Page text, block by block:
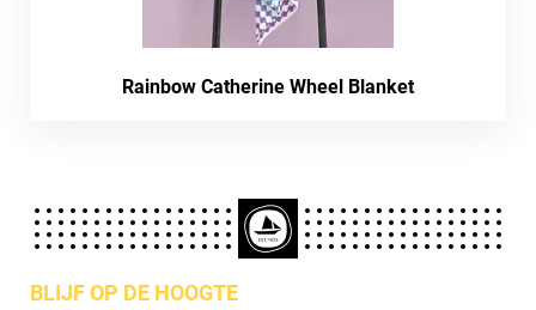
Rainbow Catherine Wheel Blanket
BLIJF OP DE HOOGTE